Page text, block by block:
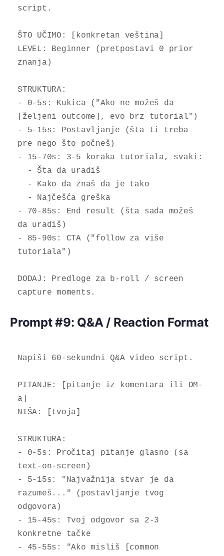
script.
ŠTO UČIMO: [konkretan veština]
LEVEL: Beginner (pretpostavi 0 prior
znanja)
STRUKTURA:
- 0-5s: Kukica ("Ako ne možeš da
[željeni outcome], evo brz tutorial")
- 5-15s: Postavljanje (šta ti treba
pre nego što počneš)
- 15-70s: 3-5 koraka tutoriala, svaki:
- 70-85s: End result (šta sada možeš
da uradiš)
- 85-90s: CTA ("follow za više
tutoriala")
DODAJ: Predloge za b-roll / screen
capture moments.
Prompt #9: Q&A / Reaction Format
Napiši 60-sekundni Q&A video script.
PITANJE: [pitanje iz komentara ili DM-
a]
NIŠA: [tvoja]
STRUKTURA:
- 0-5s: Pročitaj pitanje glasno (sa
text-on-screen)
- 5-15s: "Najvažnija stvar je da
razumeš..." (postavljanje tvog
odgovora)
- 15-45s: Tvoj odgovor sa 2-3
konkretne tačke
- 45-55s: "Ako misliš [common